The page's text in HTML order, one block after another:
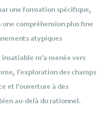
une formation spécifique,
une compréhension plus fine
atypiques
m’a menée vers
l’exploration des champs
et l’ouverture à des
au-delà du rationnel.